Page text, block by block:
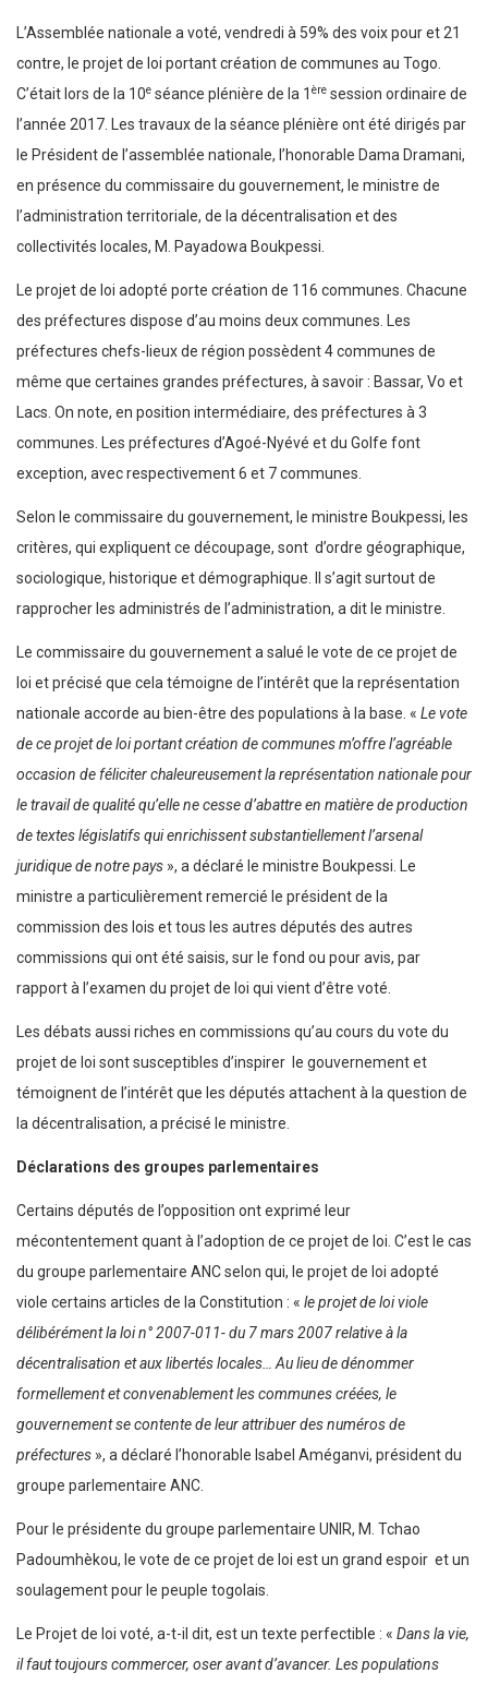
L’Assemblée nationale a voté, vendredi à 59% des voix pour et 21
contre, le projet de loi portant création de communes au Togo.
C’était lors de la 10e séance plénière de la 1 ère session ordinaire de
l’année 2017. Les travaux de la séance plénière ont été dirigés par
le Président de l’assemblée nationale, l’honorable Dama Dramani,
en présence du commissaire du gouvernement, le ministre de
l’administration territoriale, de la décentralisation et des
collectivités locales, M. Payadowa Boukpessi.
Le projet de loi adopté porte création de 116 communes. Chacune
des préfectures dispose d’au moins deux communes. Les
préfectures chefs-lieux de région possèdent 4 communes de
même que certaines grandes préfectures, à savoir : Bassar, Vo et
Lacs. On note, en position intermédiaire, des préfectures à 3
communes. Les préfectures d’Agoé-Nyévé et du Golfe font
exception, avec respectivement 6 et 7 communes.
Selon le commissaire du gouvernement, le ministre Boukpessi, les
critères, qui expliquent ce découpage, sont d’ordre géographique,
sociologique, historique et démographique. Il s’agit surtout de
rapprocher les administrés de l’administration, a dit le ministre.
Le commissaire du gouvernement a salué le vote de ce projet de
loi et précisé que cela témoigne de l’intérêt que la représentation
nationale accorde au bien-être des populations à la base. « Le vote
de ce projet de loi portant création de communes m’offre l’agréable
occasion de féliciter chaleureusement la représentation nationale pour
le travail de qualité qu’elle ne cesse d’abattre en matière de production
de textes législatifs qui enrichissent substantiellement l’arsenal
juridique de notre pays », a déclaré le ministre Boukpessi. Le
ministre a particulièrement remercié le président de la
commission des lois et tous les autres députés des autres
commissions qui ont été saisis, sur le fond ou pour avis, par
rapport à l’examen du projet de loi qui vient d’être voté.
Les débats aussi riches en commissions qu’au cours du vote du
projet de loi sont susceptibles d’inspirer le gouvernement et
témoignent de l’intérêt que les députés attachent à la question de
la décentralisation, a précisé le ministre.
Déclarations des groupes parlementaires
Certains députés de l’opposition ont exprimé leur
mécontentement quant à l’adoption de ce projet de loi. C’est le cas
du groupe parlementaire ANC selon qui, le projet de loi adopté
viole certains articles de la Constitution : « le projet de loi viole
délibérément la loi n° 2007-011- du 7 mars 2007 relative à la
décentralisation et aux libertés locales… Au lieu de dénommer
formellement et convenablement les communes créées, le
gouvernement se contente de leur attribuer des numéros de
préfectures », a déclaré l’honorable Isabel Améganvi, président du
groupe parlementaire ANC.
Pour le présidente du groupe parlementaire UNIR, M. Tchao
Padoumhèkou, le vote de ce projet de loi est un grand espoir et un
soulagement pour le peuple togolais.
Le Projet de loi voté, a-t-il dit, est un texte perfectible : « Dans la vie,
il faut toujours commercer, oser avant d’avancer. Les populations